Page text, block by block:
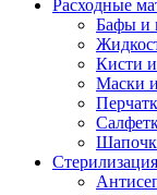
Расходные
Бафы и
Кисти
Маски